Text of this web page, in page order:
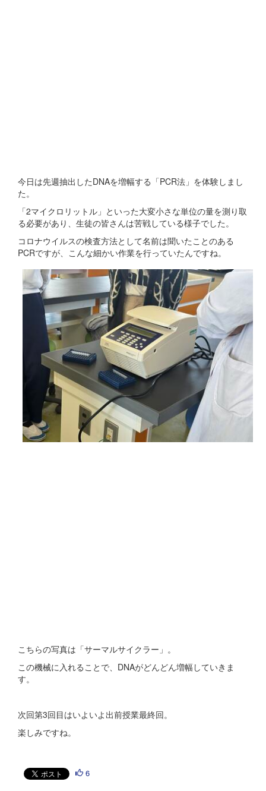
今日は先週抽出したDNAを増幅する「PCR法」を体験しまし
た。
「2マイクロリットル」といった大変小さな単位の量を測り取
る必要があり、生徒の皆さんは苦戦している様子でした。
コロナウイルスの検査方法として名前は聞いたことのある
PCRですが、こんな細かい作業を行っていたんですね。
こちらの写真は「サーマルサイクラー」。
この機械に入れることで、DNAがどんどん増幅していきま
す。
次回第3回目はいよいよ出前授業最終回。
楽しみですね。
6